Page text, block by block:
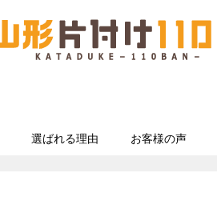
選ばれる理由 お客様の声